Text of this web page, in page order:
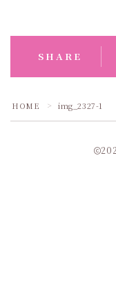
SHARE
HOME ＞ img_2327-1